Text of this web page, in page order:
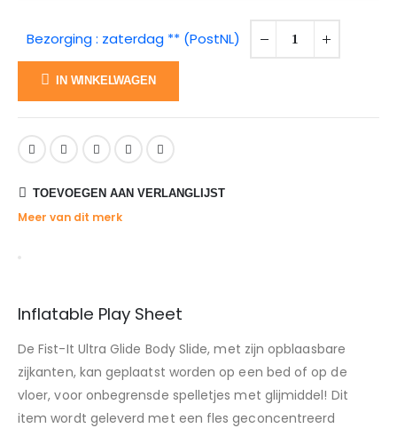
Bezorging : zaterdag ** (PostNL)
IN WINKELWAGEN
TOEVOEGEN AAN VERLANGLIJST
Meer van dit merk
Inflatable Play Sheet
De Fist-It Ultra Glide Body Slide, met zijn opblaasbare
zijkanten, kan geplaatst worden op een bed of op de
vloer, voor onbegrensde spelletjes met glijmiddel! Dit
item wordt geleverd met een fles geconcentreerd